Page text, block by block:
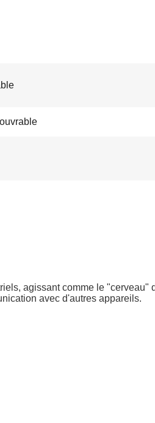
agissant comme le "cerveau"
avec d'autres appareils.